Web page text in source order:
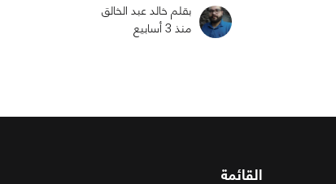
بقلم خالد عبد الخالق
منذ 3 أسابيع
القائمة